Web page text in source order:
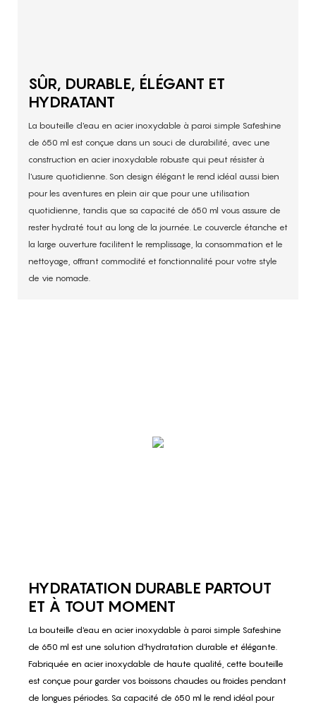
SÛR, DURABLE, ÉLÉGANT ET
HYDRATANT
La bouteille d'eau en acier inoxydable à paroi simple Safeshine
de 650 ml est conçue dans un souci de durabilité, avec une
construction en acier inoxydable robuste qui peut résister à
l'usure quotidienne. Son design élégant le rend idéal aussi bien
pour les aventures en plein air que pour une utilisation
quotidienne, tandis que sa capacité de 650 ml vous assure de
rester hydraté tout au long de la journée. Le couvercle étanche et
la large ouverture facilitent le remplissage, la consommation et le
nettoyage, offrant commodité et fonctionnalité pour votre style
de vie nomade.
HYDRATATION DURABLE PARTOUT
ET À TOUT MOMENT
La bouteille d'eau en acier inoxydable à paroi simple Safeshine
de 650 ml est une solution d'hydratation durable et élégante.
Fabriquée en acier inoxydable de haute qualité, cette bouteille
est conçue pour garder vos boissons chaudes ou froides pendant
de longues périodes. Sa capacité de 650 ml le rend idéal pour